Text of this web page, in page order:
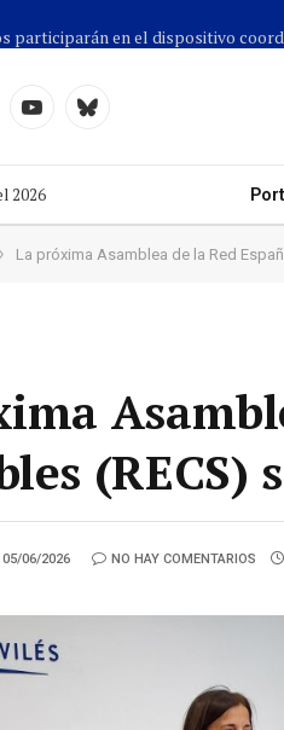
YouTubeCielo
2026
La próxima Asamblea de la Red
(RECS)
05/06/2026 NO HAY COMENTARIOS